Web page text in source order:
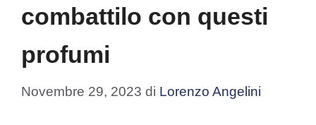
combattilo con questi
profumi
Novembre 29, 2023 di Lorenzo Angelini